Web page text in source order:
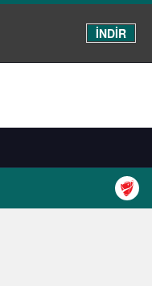
İNDİR